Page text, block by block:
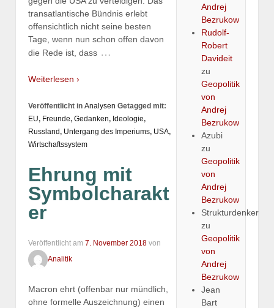
transatlantische Bündnis erlebt
offensichtlich nicht seine besten
Tage, wenn nun schon offen davon
die Rede ist, dass …
Weiterlesen ›
Veröffentlicht in Analysen Getagged mit:
EU, Freunde, Gedanken, Ideologie,
Russland, Untergang des Imperiums, USA,
Wirtschaftssystem
Ehrung mit
Symbolcharakt
er
Veröffentlicht am 7. November 2018 von
Analitik
Macron ehrt (offenbar nur mündlich,
ohne formelle Auszeichnung) einen
Andrej
Bezrukow
Rudolf-
Robert
Davideit
zu
Geopolitik
von
Andrej
Bezrukow
Azubi
zu
Geopolitik
von
Andrej
Bezrukow
Strukturdenker
zu
Geopolitik
von
Andrej
Bezrukow
Jean
Bart